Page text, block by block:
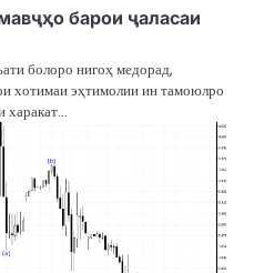
барои ҷаласаи
болоро нигоҳ медорад,
хотимаи эҳтимолии ин тамоюлро
харакат…